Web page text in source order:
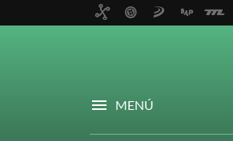
MENÚ